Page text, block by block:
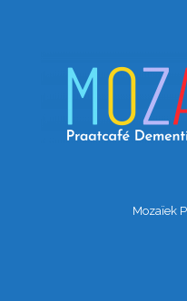
Mozaïek